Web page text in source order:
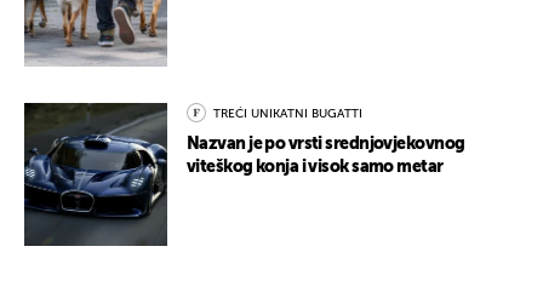
TREĆI UNIKATNI BUGATTI
Nazvan je po vrsti srednjovjekovnog
viteškog konja i visok samo metar